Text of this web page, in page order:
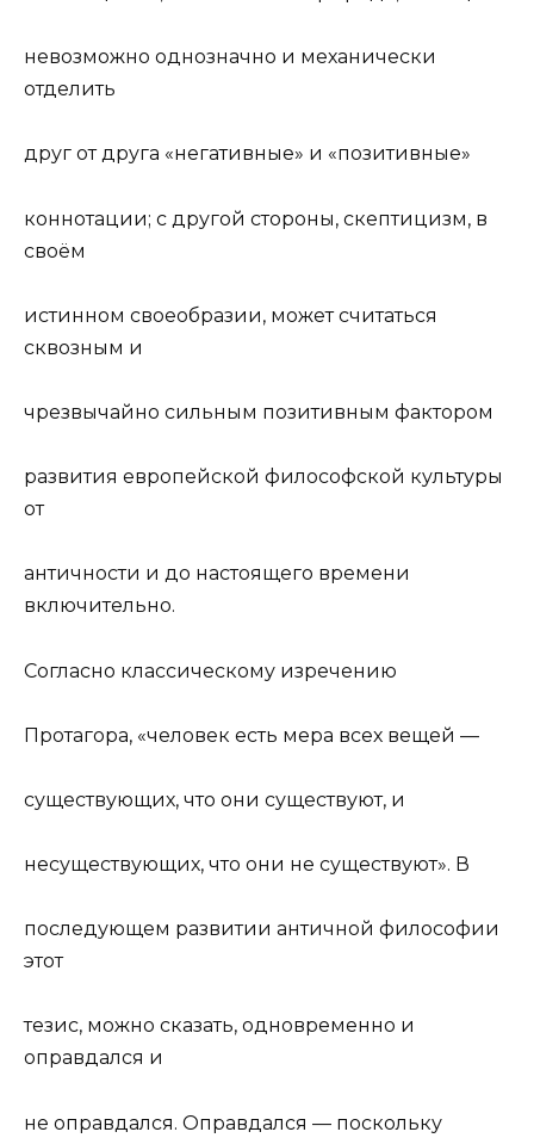
невозможно однозначно и механически
отделить
друг от друга «негативные» и «позитивные»
коннотации; с другой стороны, скептицизм, в
своём
истинном своеобразии, может считаться
сквозным и
чрезвычайно сильным позитивным фактором
развития европейской философской культуры
от
античности и до настоящего времени
включительно.
Согласно классическому изречению
Протагора, «человек есть мера всех вещей —
существующих, что они существуют, и
несуществующих, что они не существуют». В
последующем развитии античной философии
этот
тезис, можно сказать, одновременно и
оправдался и
не оправдался. Оправдался — поскольку